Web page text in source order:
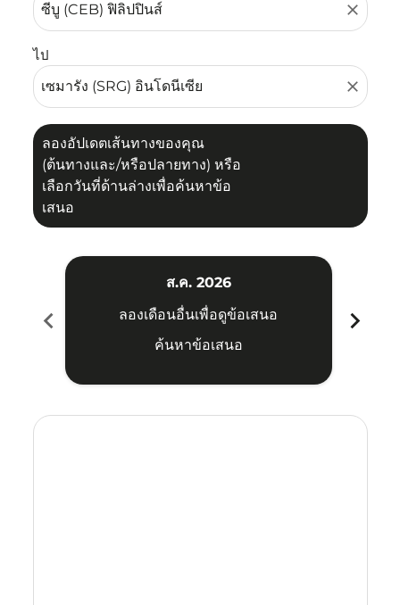
close
ไป
close
ลองอัปเดตเส้นทางของคุณ
(ต้นทางและ/หรือปลายทาง) หรือ
เลือกวันที่ด้านล่างเพื่อค้นหาข้อ
เสนอ
chevron_left
ส.ค. 2026
ลองเดือนอื่นเพื่อดูข้อเสนอ
ค้นหาข้อเสนอ
chevron_right